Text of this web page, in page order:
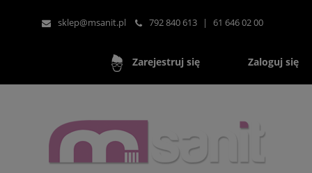
sklep@msanit.pl 792 840 613 | 61 646 02 00
Zarejestruj się Zaloguj się